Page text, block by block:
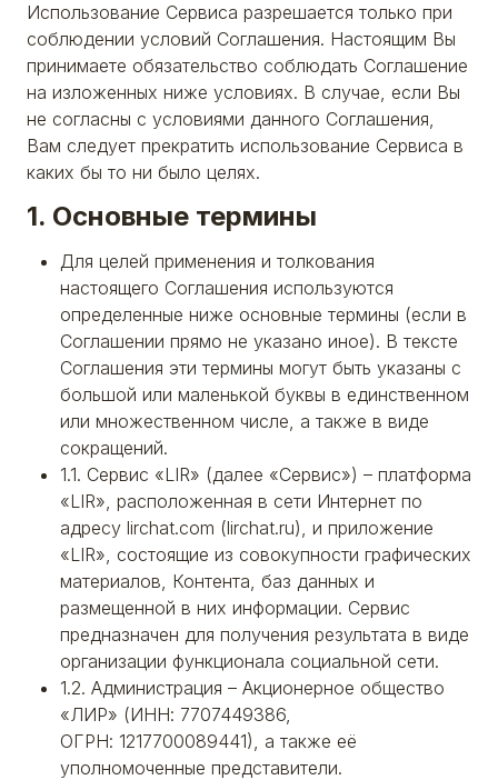
Использование Сервиса разрешается только при
соблюдении условий Соглашения. Настоящим Вы
принимаете обязательство соблюдать Соглашение
на изложенных ниже условиях. В случае, если Вы
не согласны с условиями данного Соглашения,
Вам следует прекратить использование Сервиса в
каких бы то ни было целях.
1. Основные термины
Для целей применения и толкования
настоящего Соглашения используются
определенные ниже основные термины (если в
Соглашении прямо не указано иное). В тексте
Соглашения эти термины могут быть указаны с
большой или маленькой буквы в единственном
или множественном числе, а также в виде
сокращений.
1.1. Сервис «LIR» (далее «Сервис») – платформа
«LIR», расположенная в сети Интернет по
адресу lirchat.com (lirchat.ru), и приложение
«LIR», состоящие из совокупности графических
материалов, Контента, баз данных и
размещенной в них информации. Сервис
предназначен для получения результата в виде
организации функционала социальной сети.
1.2. Администрация – Акционерное общество
«ЛИР» (ИНН: 7707449386,
ОГРН: 1217700089441), а также её
уполномоченные представители.